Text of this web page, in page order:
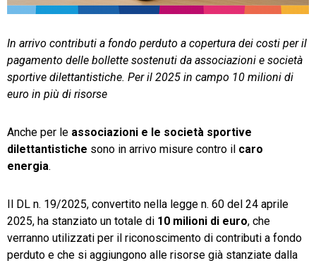
In arrivo contributi a fondo perduto a copertura dei costi per il
pagamento delle bollette sostenuti da associazioni e società
sportive dilettantistiche. Per il 2025 in campo 10 milioni di
euro in più di risorse
Anche per le associazioni e le società sportive
dilettantistiche sono in arrivo misure contro il caro
energia.
Il DL n. 19/2025, convertito nella legge n. 60 del 24 aprile
2025, ha stanziato un totale di 10 milioni di euro, che
verranno utilizzati per il riconoscimento di contributi a fondo
perduto e che si aggiungono alle risorse già stanziate dalla